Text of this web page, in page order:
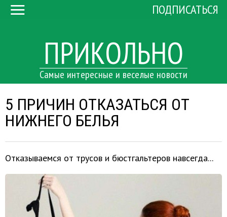
ПРИКОЛЬНО
Самые интересные и веселые новости
ПОДПИСАТЬСЯ
5 ПРИЧИН ОТКАЗАТЬСЯ ОТ
НИЖНЕГО БЕЛЬЯ
Отказываемся от трусов и бюстгальтеров навсегда...